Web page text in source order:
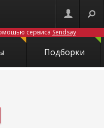
сервиса Sendsay
Подборки